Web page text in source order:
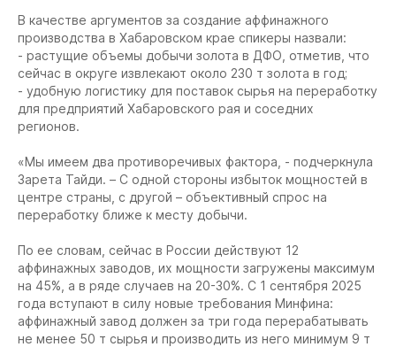
В качестве аргументов за создание аффинажного
производства в Хабаровском крае спикеры назвали:
- растущие объемы добычи золота в ДФО, отметив, что
сейчас в округе извлекают около 230 т золота в год;
- удобную логистику для поставок сырья на переработку
для предприятий Хабаровского рая и соседних
регионов.
«Мы имеем два противоречивых фактора, - подчеркнула
Зарета Тайди. – С одной стороны избыток мощностей в
центре страны, с другой – объективный спрос на
переработку ближе к месту добычи.
По ее словам, сейчас в России действуют 12
аффинажных заводов, их мощности загружены максимум
на 45%, а в ряде случаев на 20-30%. С 1 сентября 2025
года вступают в силу новые требования Минфина:
аффинажный завод должен за три года перерабатывать
не менее 50 т сырья и производить из него минимум 9 т